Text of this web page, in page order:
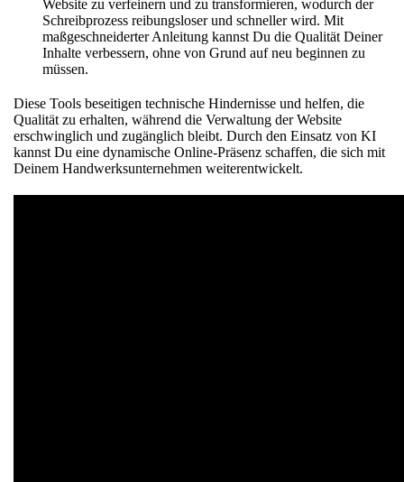
Website zu verfeinern und zu transformieren, wodurch der
Schreibprozess reibungsloser und schneller wird. Mit
maßgeschneiderter Anleitung kannst Du die Qualität Deiner
Inhalte verbessern, ohne von Grund auf neu beginnen zu
müssen.
Diese Tools beseitigen technische Hindernisse und helfen, die
Qualität zu erhalten, während die Verwaltung der Website
erschwinglich und zugänglich bleibt. Durch den Einsatz von KI
kannst Du eine dynamische Online-Präsenz schaffen, die sich mit
Deinem Handwerksunternehmen weiterentwickelt.